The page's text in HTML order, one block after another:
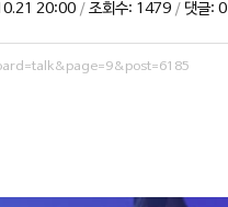
20:00 / 조회수: 1479 / 댓글: 0